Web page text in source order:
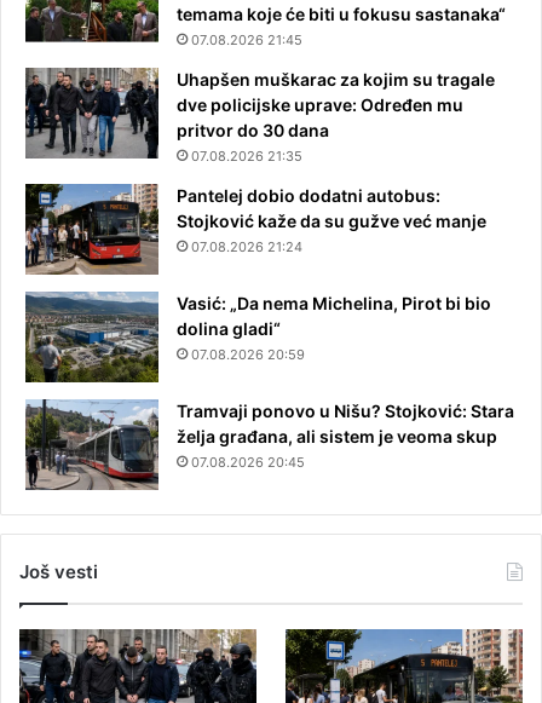
temama koje će biti u fokusu sastanaka“
07.08.2026 21:45
Uhapšen muškarac za kojim su tragale
dve policijske uprave: Određen mu
pritvor do 30 dana
07.08.2026 21:35
Pantelej dobio dodatni autobus:
Stojković kaže da su gužve već manje
07.08.2026 21:24
Vasić: „Da nema Michelina, Pirot bi bio
dolina gladi“
07.08.2026 20:59
Tramvaji ponovo u Nišu? Stojković: Stara
želja građana, ali sistem je veoma skup
07.08.2026 20:45
Još vesti